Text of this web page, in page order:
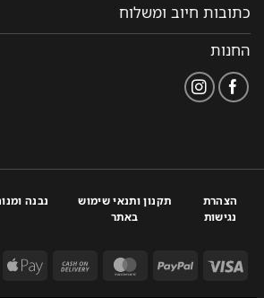
כתובות חיוב ומשלוח
החנות
הצהרת
נגישות
תקנון ותנאי שימוש
באתר